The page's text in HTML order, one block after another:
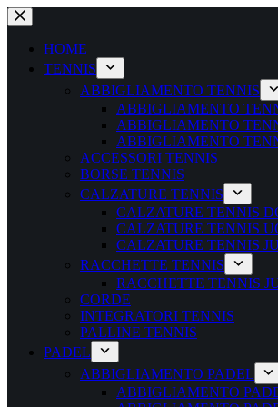
Salta
al
contenutoHOME
TENNIS
ABBIGLIAMENTO TENNIS
ABBIGLIAMENTO
ABBIGLIAMENTO
ABBIGLIAMENTO
ACCESSORI TENNIS
BORSE TENNIS
CALZATURE TENNIS
CALZATURE TENNIS
CALZATURE TENNIS
CALZATURE TENNIS
RACCHETTE TENNIS
RACCHETTE TENNIS
CORDE
INTEGRATORI TENNIS
PALLINE TENNIS
PADEL
ABBIGLIAMENTO PADEL
ABBIGLIAMENTO